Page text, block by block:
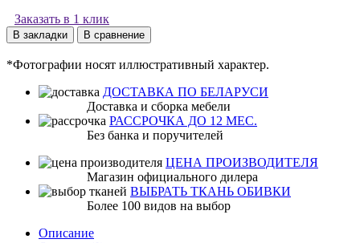
Заказать в 1 клик
В закладки В сравнение
*Фотографии носят иллюстративный характер.
ДОСТАВКА ПО БЕЛАРУСИ
Доставка и сборка мебели
РАССРОЧКА ДО 12 МЕС.
Без банка и поручителей
ЦЕНА ПРОИЗВОДИТЕЛЯ
Магазин официального дилера
ВЫБРАТЬ ТКАНЬ ОБИВКИ
Более 100 видов на выбор
Описание